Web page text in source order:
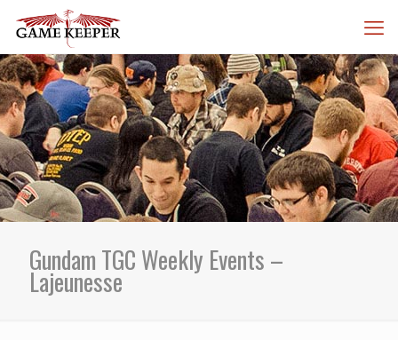
Gundam TGC Weekly Events –
Lajeunesse